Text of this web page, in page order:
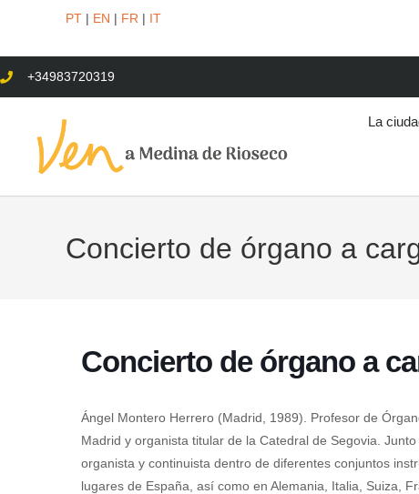
PT | EN | FR | IT
+34983720319
La
Concierto de órgano a
Concierto de órgano a
Ángel Montero Herrero (Madrid, 1989). Profesor de
Madrid y organista titular de la Catedral de Segovia.
organista y continuista dentro de diferentes conjuntos
lugares de España, así como en Alemania, Italia, Suiza,